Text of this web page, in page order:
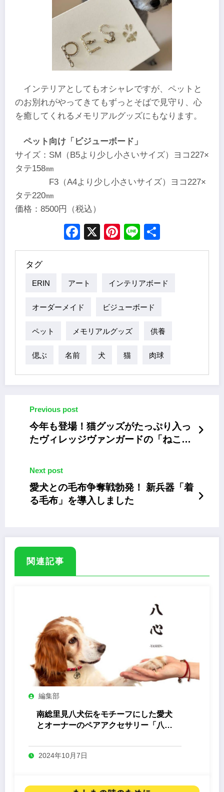
インテリアとしてもオシャレですが、ペットと
のお別れがやってきてもずっとそばで見守り、心
を癒してくれるメモリアルグッズにもなります。
ペット向け「ビジューボード」
サイズ：SM（B5より少し小さいサイズ）ヨコ227×
タテ158㎜
F3（A4より少し小さいサイズ）ヨコ227×
タテ220㎜
価格：8500円（税込）
Facebook
X Pinterest
Line
タグ
ERIN アート インテリアボード
オーダーメイド ビジューボード
ペット メモリアルグッズ 供養
偲ぶ 名前 犬 猫 肉球
Previous post
今年も登場！猫グッズがたっぷり入っ
たヴィレッジヴァンガードの「ねこ雑
Next post
愛犬との毛布争奪戦勃発！ 新兵器「着
る毛布」を導入しました
関連記事
編集部
南総里見八犬伝をモチーフにした愛犬
とオーナーのペアアクセサリー「八心
2024年10月7日